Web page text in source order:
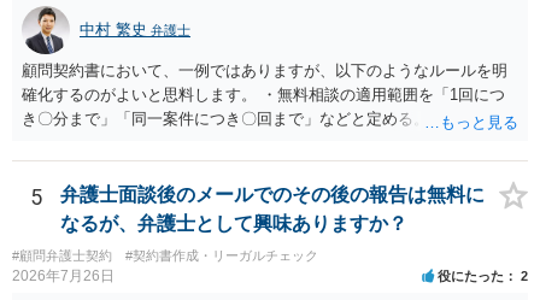
すと、押し負けて支払うかもと考えますので、弁護士に依頼するなど
して対応をすれば、より裁判をしてくる可能性は減りますが、当然費
用がかかります。 毅然と拒否して後は裁判するならしてくださいの対
応、弁護士に依頼して同様の対応、裁判してきたら、従業員にて粛々
と対応のどれかを選択することになります。 以上、ご参考まで。
中村 繁史 弁護士
顧問契約書において、一例ではありますが、以下のようなルールを明
確化するのがよいと思料します。 ・無料相談の適用範囲を「1回につ
き〇分まで」「同一案件につき〇回まで」などと定める。 ・無料相談
ず、継続して対応する場合は「個別受任（有料契約）」が必要であ
る。 ・無料相談から個別の事件処理へ移行する場合は、弁護士と従業
員との間で必ず個別の委任契約書を締結し、着手金や報酬等の費用体
系を事前に明示する手続を義務付ける。 相談料が無料であっても、法
律相談という法的サービスを提供する以上、弁護士は善良な管理者の
注意をもって対応する義務（善管注意義務）を負うものと思料しま
5
弁護士面談後のメールでのその後の報告は無料に
なるが、弁護士として興味ありますか？
#顧問弁護士契約 #契約書作成・リーガルチェック
2026年7月26日 役にたった 2